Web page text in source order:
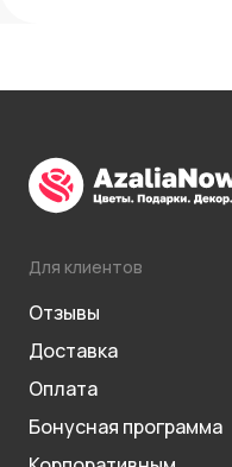
Для клиентов
Отзывы
Доставка
Оплата
Бонусная программа